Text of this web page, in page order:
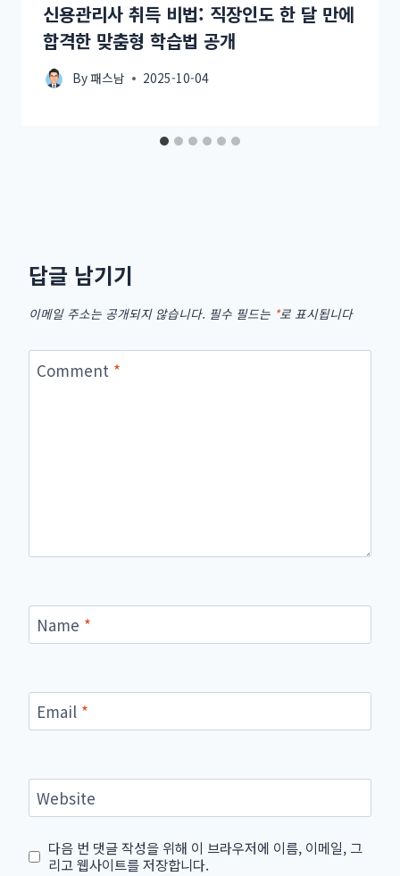
신용관리사 취득 비법: 직장인도 한 달 만에
합격한 맞춤형 학습법 공개
By패스남 2025-10-04
답글 남기기
이메일 주소는 공개되지 않습니다. 필수 필드는 *로 표시됩니다
Comment *
Name *
Email *
Website
다음 번 댓글 작성을 위해 이 브라우저에 이름, 이메일, 그
리고 웹사이트를 저장합니다.